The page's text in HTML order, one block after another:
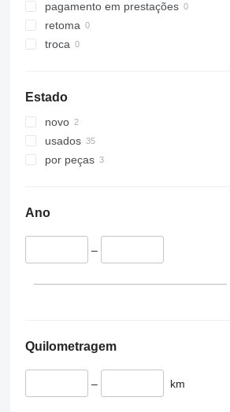
325
326
329
340
345
349
350
424
430
444
JS
JZ
NXT
VMT
Vibromax
pagamento em prestações
retoma
troca
Estado
novo
usados
por peças
Ano
–
Quilometragem
– km